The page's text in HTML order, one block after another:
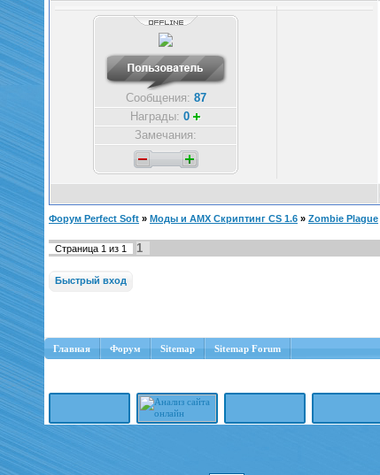
Сообщения: 87
Награды: 0
Замечания:
Форум Perfect Soft » Моды и AMX Скриптинг CS 1.6 » Zombie Plague
Страница 1 из 1 1
Главная Форум Sitemap Sitemap Forum